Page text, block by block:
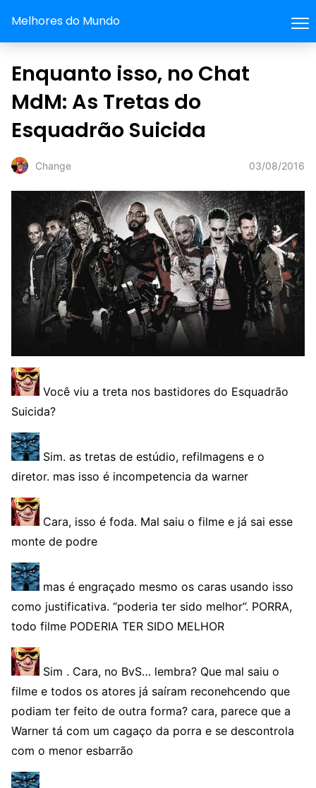
Melhores do Mundo
Enquanto isso, no Chat
MdM: As Tretas do
Esquadrão Suicida
Change 03/08/2016
Você viu a treta nos bastidores do Esquadrão
Suicida?
Sim. as tretas de estúdio, refilmagens e o
diretor. mas isso é incompetencia da warner
Cara, isso é foda. Mal saiu o filme e já sai esse
monte de podre
mas é engraçado mesmo os caras usando isso
como justificativa. “poderia ter sido melhor”. PORRA,
todo filme PODERIA TER SIDO MELHOR
Sim . Cara, no BvS… lembra? Que mal saiu o
filme e todos os atores já saíram reconehcendo que
podiam ter feito de outra forma? cara, parece que a
Warner tá com um cagaço da porra e se descontrola
com o menor esbarrão